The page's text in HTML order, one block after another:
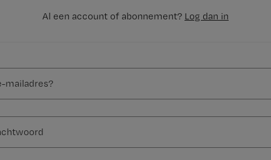
Al een account of abonnement? Log dan in